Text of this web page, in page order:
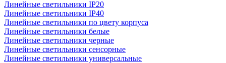
Линейные светильники IP20
Линейные светильники IP40
Линейные светильники по цвету корпуса
Линейные светильники белые
Линейные светильники черные
Линейные светильники сенсорные
Линейные светильники универсальные